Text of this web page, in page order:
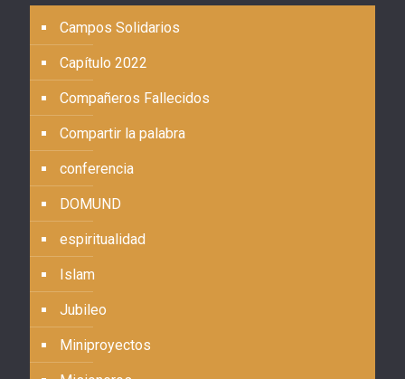
Campos Solidarios
Capítulo 2022
Compañeros Fallecidos
Compartir la palabra
conferencia
DOMUND
espiritualidad
Islam
Jubileo
Miniproyectos